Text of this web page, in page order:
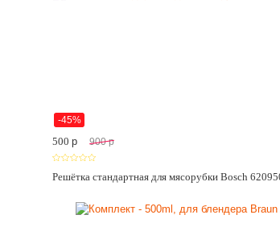
-45%
500 p 900 p
Решётка стандартная для мясорубки Bosch